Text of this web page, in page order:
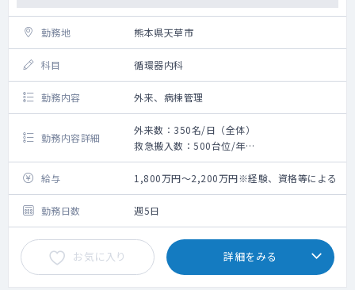
勤務地 熊本県天草市
科目 循環器内科
勤務内容 外来、病棟管理
勤務内容詳細
外来数：350名/日（全体）
救急搬入数：500台位/年
〇外来・病棟の対応をお願いいたします。
〇各科揃っており、連携がスムーズです。
〇カテーテルの対応はございません。
〇○救急車は年間500台程度
給与 1,800万円～2,200万円※経験、資格等による
勤務日数 週5日
お気に入り 詳細をみる